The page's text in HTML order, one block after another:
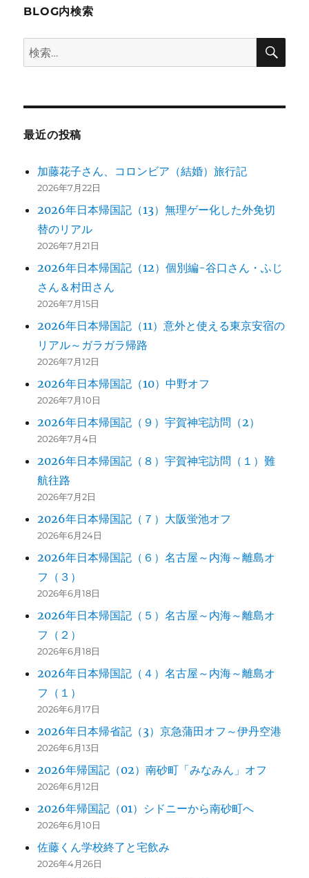
ー
シ
ン
BLOG内検索
検
索:
検
最近の投稿
加藤花子さん、コロンビア（結婚）旅行記
2026年7月22日
2026年日本帰国記（13）無理ゲー化した外免切
替のリアル
2026年7月21日
2026年日本帰国記（12）個別編-谷口さん・ふじ
さん＆村田さん
2026年7月15日
2026年日本帰国記（11）意外と使える東京安宿の
リアル～ガラガラ帰路
2026年7月12日
2026年日本帰国記（10）中野オフ
2026年7月10日
2026年日本帰国記（９）宇賀神宅訪問（2）
2026年7月4日
2026年日本帰国記（８）宇賀神宅訪問（１）難
航往路
2026年7月2日
2026年日本帰国記（７）大阪蛍池オフ
2026年6月24日
2026年日本帰国記（６）名古屋～内海～離島オ
フ（３）
2026年6月18日
2026年日本帰国記（５）名古屋～内海～離島オ
フ（２）
2026年6月18日
2026年日本帰国記（４）名古屋～内海～離島オ
フ（１）
2026年6月17日
2026年日本帰省記（3）京急蒲田オフ～伊丹空港
2026年6月13日
2026年帰国記（02）南砂町「みなみん」オフ
2026年6月12日
2026年帰国記（01）シドニーから南砂町へ
2026年6月10日
佐藤くん学校終了と宅飲み
2026年4月26日